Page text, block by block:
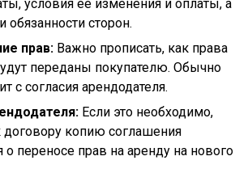
условия её изменения и оплаты, а
обязанности сторон.
прав: Важно прописать, как права
переданы покупателю. Обычно
с согласия арендодателя.
Если это необходимо,
договору копию соглашения
о переносе прав на аренду на нового